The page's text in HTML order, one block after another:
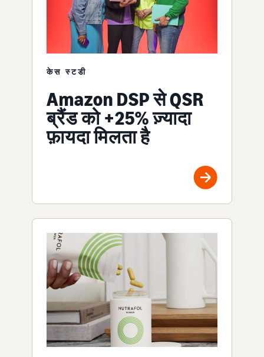
केस स्टडी
Amazon DSP से QSR
ब्रैंड को +25% ज़्यादा
फ़ायदा मिलता है